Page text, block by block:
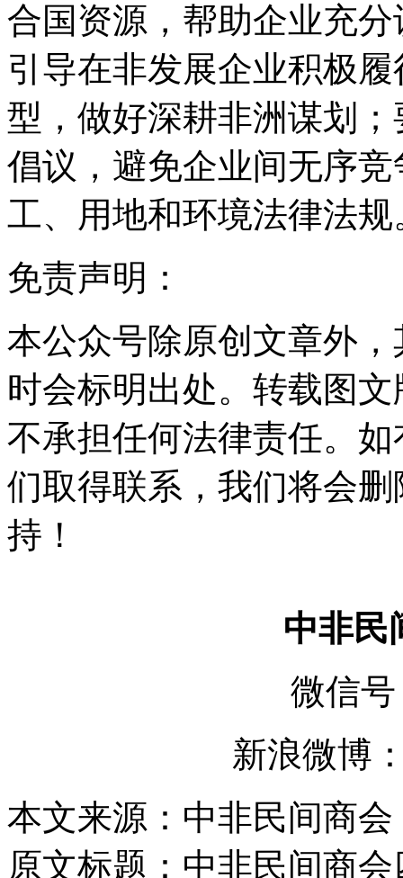
合国资源，帮助企业充
引导在非发展企业积极
型，做好深耕非洲谋划
倡议，避免企业间无序
工、用地和环境法律法规
免责声明：
本公众号除原创文章外
时会标明出处。转载图
不承担任何法律责任。
们取得联系，我们将会
持！
中非民
微信号
新浪微博
本文来源：中非民间商会
原文标题： 中非民间商